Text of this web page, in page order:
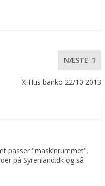
NÆSTE
X-Hus banko 22/10 2013
passer "maskinrummet".
på Syrenland.dk og så